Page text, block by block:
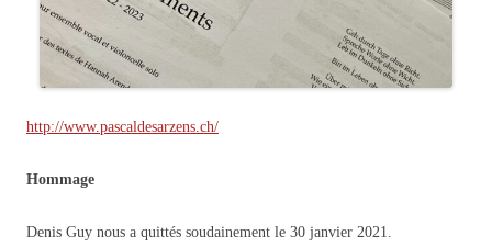
http://www.pascaldesarzens.ch/
Hommage
Denis Guy nous a quittés soudainement le 30 janvier 2021.